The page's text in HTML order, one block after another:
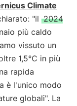
Climate
"il 2024
più caldo
vissuto un
1,5°C in più
rapida
è l'unico modo
globali". La